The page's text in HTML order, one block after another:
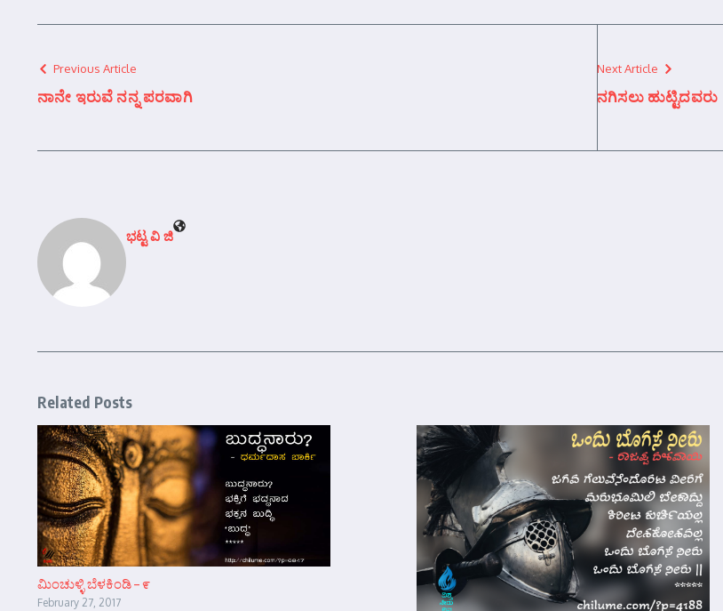
Previous Article
ನಾನೇ ಇರುವೆ ನನ್ನ ಪರವಾಗಿ
Next Article
ನಗಿಸಲು ಹುಟ್ಟಿದವರು
ಭಟ್ಟ ವಿ ಜಿ
Related Posts
ಮಿಂಚುಳ್ಳಿ ಬೆಳಕಿಂಡಿ – ೯
February 27, 2017